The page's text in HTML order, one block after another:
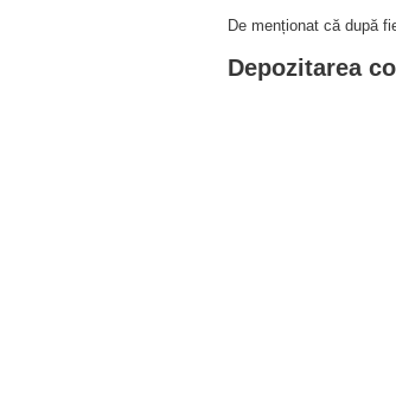
De menționat că după
Depozitarea